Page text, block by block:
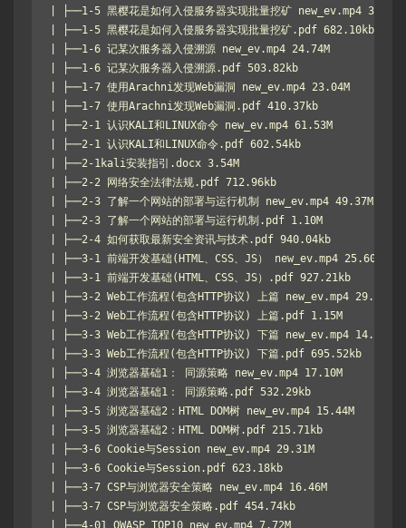
| ├──1-5 黑樱花是如何入侵服务器实现批量挖矿 new_ev.mp4 39.55M
| ├──1-5 黑樱花是如何入侵服务器实现批量挖矿.pdf 682.10kb
| ├──1-6 记某次服务器入侵溯源 new_ev.mp4 24.74M
| ├──1-6 记某次服务器入侵溯源.pdf 503.82kb
| ├──1-7 使用Arachni发现Web漏洞 new_ev.mp4 23.04M
| ├──1-7 使用Arachni发现Web漏洞.pdf 410.37kb
| ├──2-1 认识KALI和LINUX命令 new_ev.mp4 61.53M
| ├──2-1 认识KALI和LINUX命令.pdf 602.54kb
| ├──2-1kali安装指引.docx 3.54M
| ├──2-2 网络安全法律法规.pdf 712.96kb
| ├──2-3 了解一个网站的部署与运行机制 new_ev.mp4 49.37M
| ├──2-3 了解一个网站的部署与运行机制.pdf 1.10M
| ├──2-4 如何获取最新安全资讯与技术.pdf 940.04kb
| ├──3-1 前端开发基础(HTML、CSS、JS） new_ev.mp4 25.60M
| ├──3-1 前端开发基础(HTML、CSS、JS）.pdf 927.21kb
| ├──3-2 Web工作流程(包含HTTP协议) 上篇 new_ev.mp4 29.81M
| ├──3-2 Web工作流程(包含HTTP协议) 上篇.pdf 1.15M
| ├──3-3 Web工作流程(包含HTTP协议) 下篇 new_ev.mp4 14.78M
| ├──3-3 Web工作流程(包含HTTP协议) 下篇.pdf 695.52kb
| ├──3-4 浏览器基础1： 同源策略 new_ev.mp4 17.10M
| ├──3-4 浏览器基础1： 同源策略.pdf 532.29kb
| ├──3-5 浏览器基础2：HTML DOM树 new_ev.mp4 15.44M
| ├──3-5 浏览器基础2：HTML DOM树.pdf 215.71kb
| ├──3-6 Cookie与Session new_ev.mp4 29.31M
| ├──3-6 Cookie与Session.pdf 623.18kb
| ├──3-7 CSP与浏览器安全策略 new_ev.mp4 16.46M
| ├──3-7 CSP与浏览器安全策略.pdf 454.74kb
| ├──4-01 OWASP TOP10 new_ev.mp4 7.72M